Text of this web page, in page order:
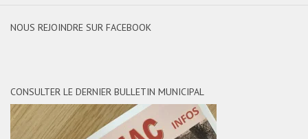
NOUS REJOINDRE SUR FACEBOOK
CONSULTER LE DERNIER BULLETIN MUNICIPAL